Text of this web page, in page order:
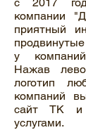
компании
приятный
у
Нажав
логотип
компаний
сайт ТК и
услугами.